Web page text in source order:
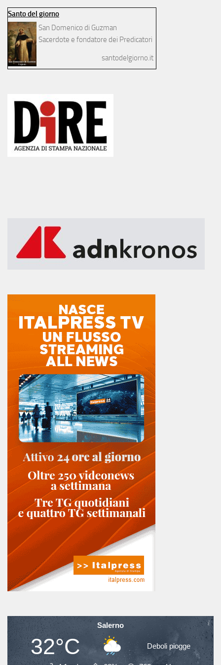
Santo del giorno
San Domenico di Guzman
Sacerdote e fondatore dei Predicatori
santodelgiorno.it
Salerno
32°C Deboli piogge